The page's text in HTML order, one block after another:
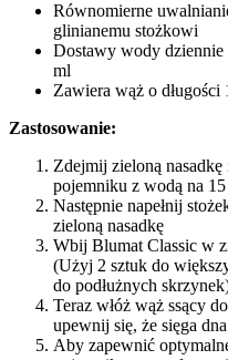
Równomierne
glinianemu stożkowi
Dostawy wody
ml
Zawiera wąż o długości
Zastosowanie:
Zdejmij zieloną
pojemniku z wodą na
Następnie napełnij
zieloną nasadkę
Wbij Blumat Classic w
(Użyj 2 sztuk do
do podłużnych
Teraz włóż wąż ssący
upewnij się, że sięga
Aby zapewnić